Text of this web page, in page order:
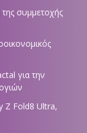
συμμετοχής
για την
Z Fold8 Ultra,